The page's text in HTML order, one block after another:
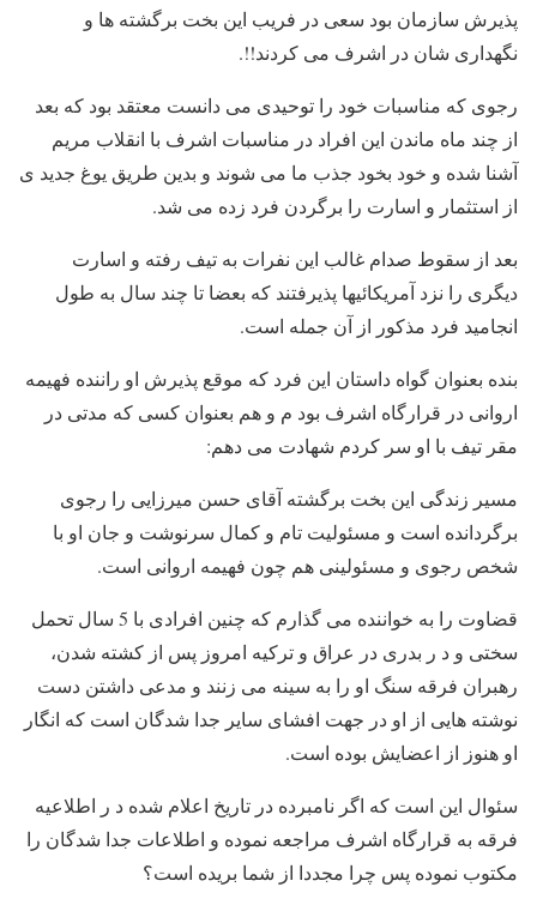
پذیرش سازمان بود سعی در فریب این بخت برگشته ها و
نگهداری شان در اشرف می کردند!!.
رجوی که مناسبات خود را توحیدی می دانست معتقد بود که بعد
از چند ماه ماندن این افراد در مناسبات اشرف با انقلاب مریم
آشنا شده و خود بخود جذب ما می شوند و بدین طریق یوغ جدید ی
از استثمار و اسارت را برگردن فرد زده می شد.
بعد از سقوط صدام غالب این نفرات به تیف رفته و اسارت
دیگری را نزد آمریکائیها پذیرفتند که بعضا تا چند سال به طول
انجامید فرد مذکور از آن جمله است.
بنده بعنوان گواه داستان این فرد که موقع پذیرش او راننده فهیمه
اروانی در قرارگاه اشرف بود م و هم بعنوان کسی که مدتی در
مقر تیف با او سر کردم شهادت می دهم:
مسیر زندگی این بخت برگشته آقای حسن میرزایی را رجوی
برگردانده است و مسئولیت تام و کمال سرنوشت و جان او با
شخص رجوی و مسئولینی هم چون فهیمه اروانی است.
قضاوت را به خواننده می گذارم که چنین افرادی با 5 سال تحمل
سختی و د ر بدری در عراق و ترکیه امروز پس از کشته شدن،
رهبران فرقه سنگ او را به سینه می زنند و مدعی داشتن دست
نوشته هایی از او در جهت افشای سایر جدا شدگان است که انگار
او هنوز از اعضایش بوده است.
سئوال این است که اگر نامبرده در تاریخ اعلام شده د ر اطلاعیه
فرقه به قرارگاه اشرف مراجعه نموده و اطلاعات جدا شدگان را
مکتوب نموده پس چرا مجددا از شما بریده است؟